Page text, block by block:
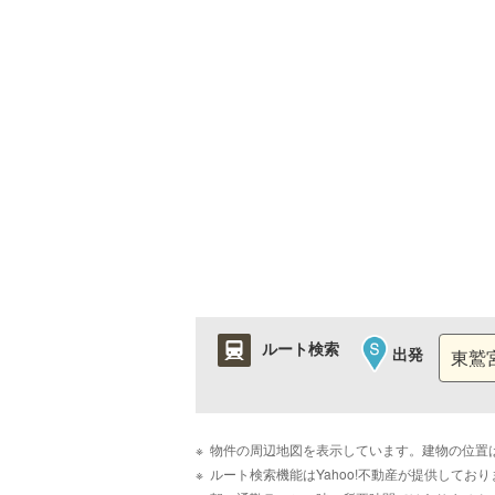
ルート検索 出発
物件の周辺地図を表示しています。建物の位
ルート検索機能はYahoo!不動産が提供してお